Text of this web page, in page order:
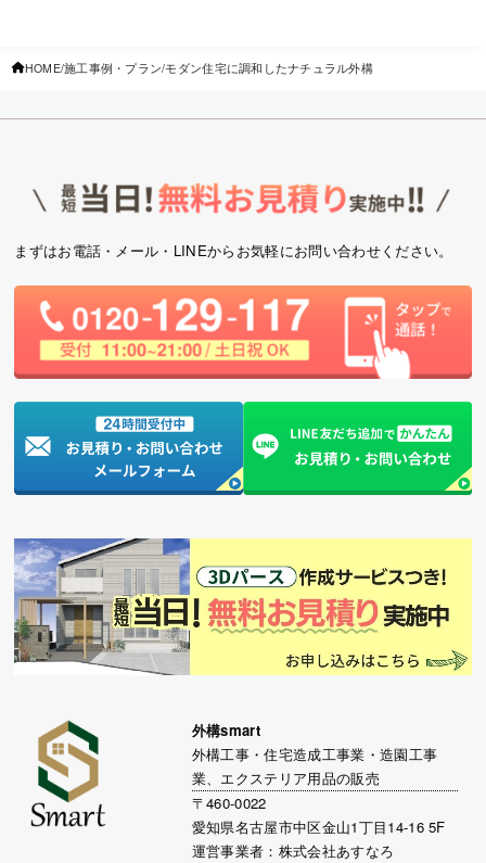
HOME 施工事例・プラン モダン住宅に調和したナチュラル外構
まずはお電話・メール・LINEからお気軽にお問い合わせください。
外構smart
外構工事・住宅造成工事業・造園工事
業、エクステリア用品の販売
〒460-0022
愛知県名古屋市中区金山1丁目14-16 5F
運営事業者：株式会社あすなろ